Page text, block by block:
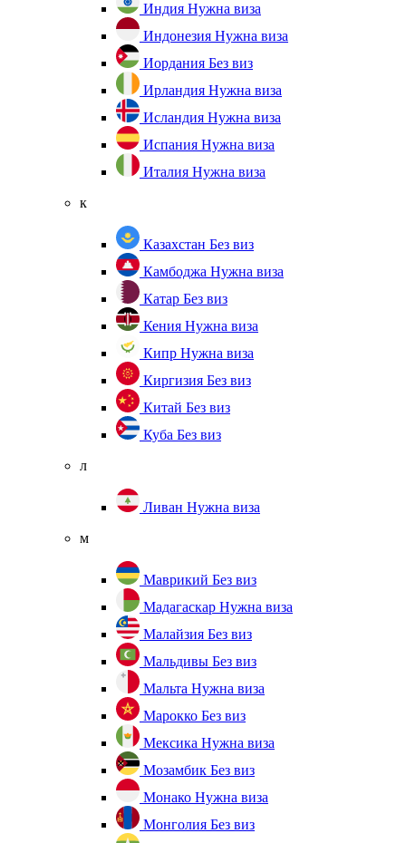
Индия Нужна виза
Индонезия Нужна виза
Иордания Без виз
Ирландия Нужна виза
Исландия Нужна виза
Испания Нужна виза
Италия Нужна виза
к
Казахстан Без виз
Камбоджа Нужна виза
Катар Без виз
Кения Нужна виза
Кипр Нужна виза
Киргизия Без виз
Китай Без виз
Куба Без виз
л
Ливан Нужна виза
м
Маврикий Без виз
Мадагаскар Нужна виза
Малайзия Без виз
Мальдивы Без виз
Мальта Нужна виза
Марокко Без виз
Мексика Нужна виза
Мозамбик Без виз
Монако Нужна виза
Монголия Без виз